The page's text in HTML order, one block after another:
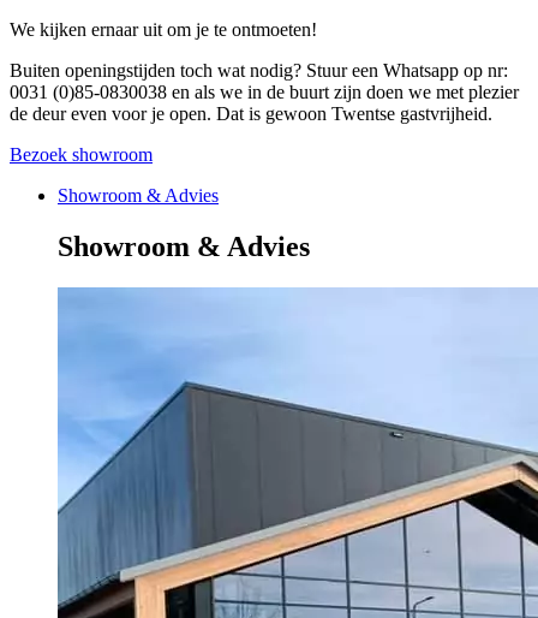
We kijken ernaar uit om je te ontmoeten!
Buiten openingstijden toch wat nodig? Stuur een Whatsapp op nr:
0031 (0)85-0830038 en als we in de buurt zijn doen we met plezier
de deur even voor je open. Dat is gewoon Twentse gastvrijheid.
Bezoek showroom
Showroom & Advies
Showroom & Advies